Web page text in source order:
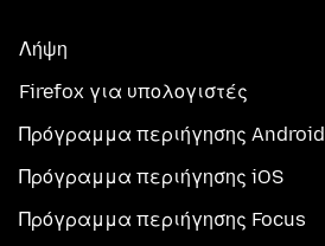
Λήψη
Firefox για υπολογιστές
Πρόγραμμα περιήγησης Android
Πρόγραμμα περιήγησης iOS
Πρόγραμμα περιήγησης Focus